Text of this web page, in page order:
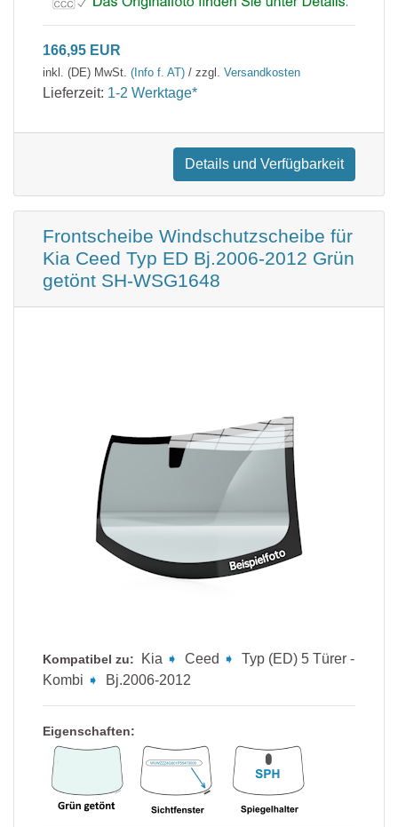
166,95 EUR
inkl. (DE) MwSt. (Info f. AT) / zzgl. Versandkosten
Lieferzeit: 1-2 Werktage*
Details und Verfügbarkeit
Frontscheibe Windschutzscheibe für
Kia Ceed Typ ED Bj.2006-2012 Grün
getönt SH-WSG1648
Kompatibel zu: Kia ➧ Ceed ➧
Typ (ED) 5 Türer -
Kombi ➧ Bj.2006-2012
Eigenschaften: